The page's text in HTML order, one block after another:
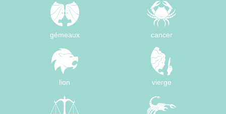
gémeaux cancer
lion vierge